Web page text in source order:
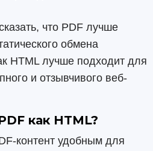
что PDF лучше
обмена
HTML лучше подходит для
и отзывчивого веб-
как HTML?
контент удобным для